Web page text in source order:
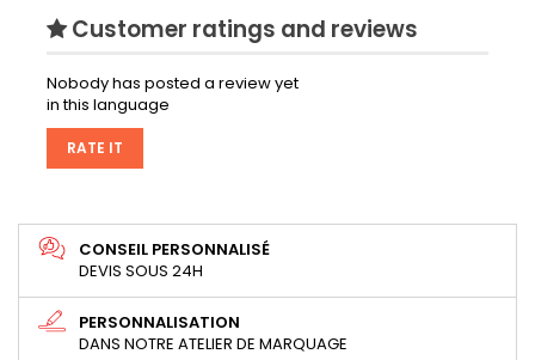
Customer ratings and reviews
Nobody has posted a review yet
in this language
RATE IT
CONSEIL PERSONNALISÉ
DEVIS SOUS 24H
PERSONNALISATION
DANS NOTRE ATELIER DE MARQUAGE